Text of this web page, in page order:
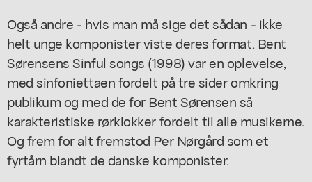
Også andre - hvis man må sige det sådan - ikke
helt unge komponister viste deres format. Bent
Sørensens Sinful songs (1998) var en oplevelse,
med sinfoniettaen fordelt på tre sider omkring
publikum og med de for Bent Sørensen så
karakteristiske rørklokker fordelt til alle musikerne.
Og frem for alt fremstod Per Nørgård som et
fyrtårn blandt de danske komponister.